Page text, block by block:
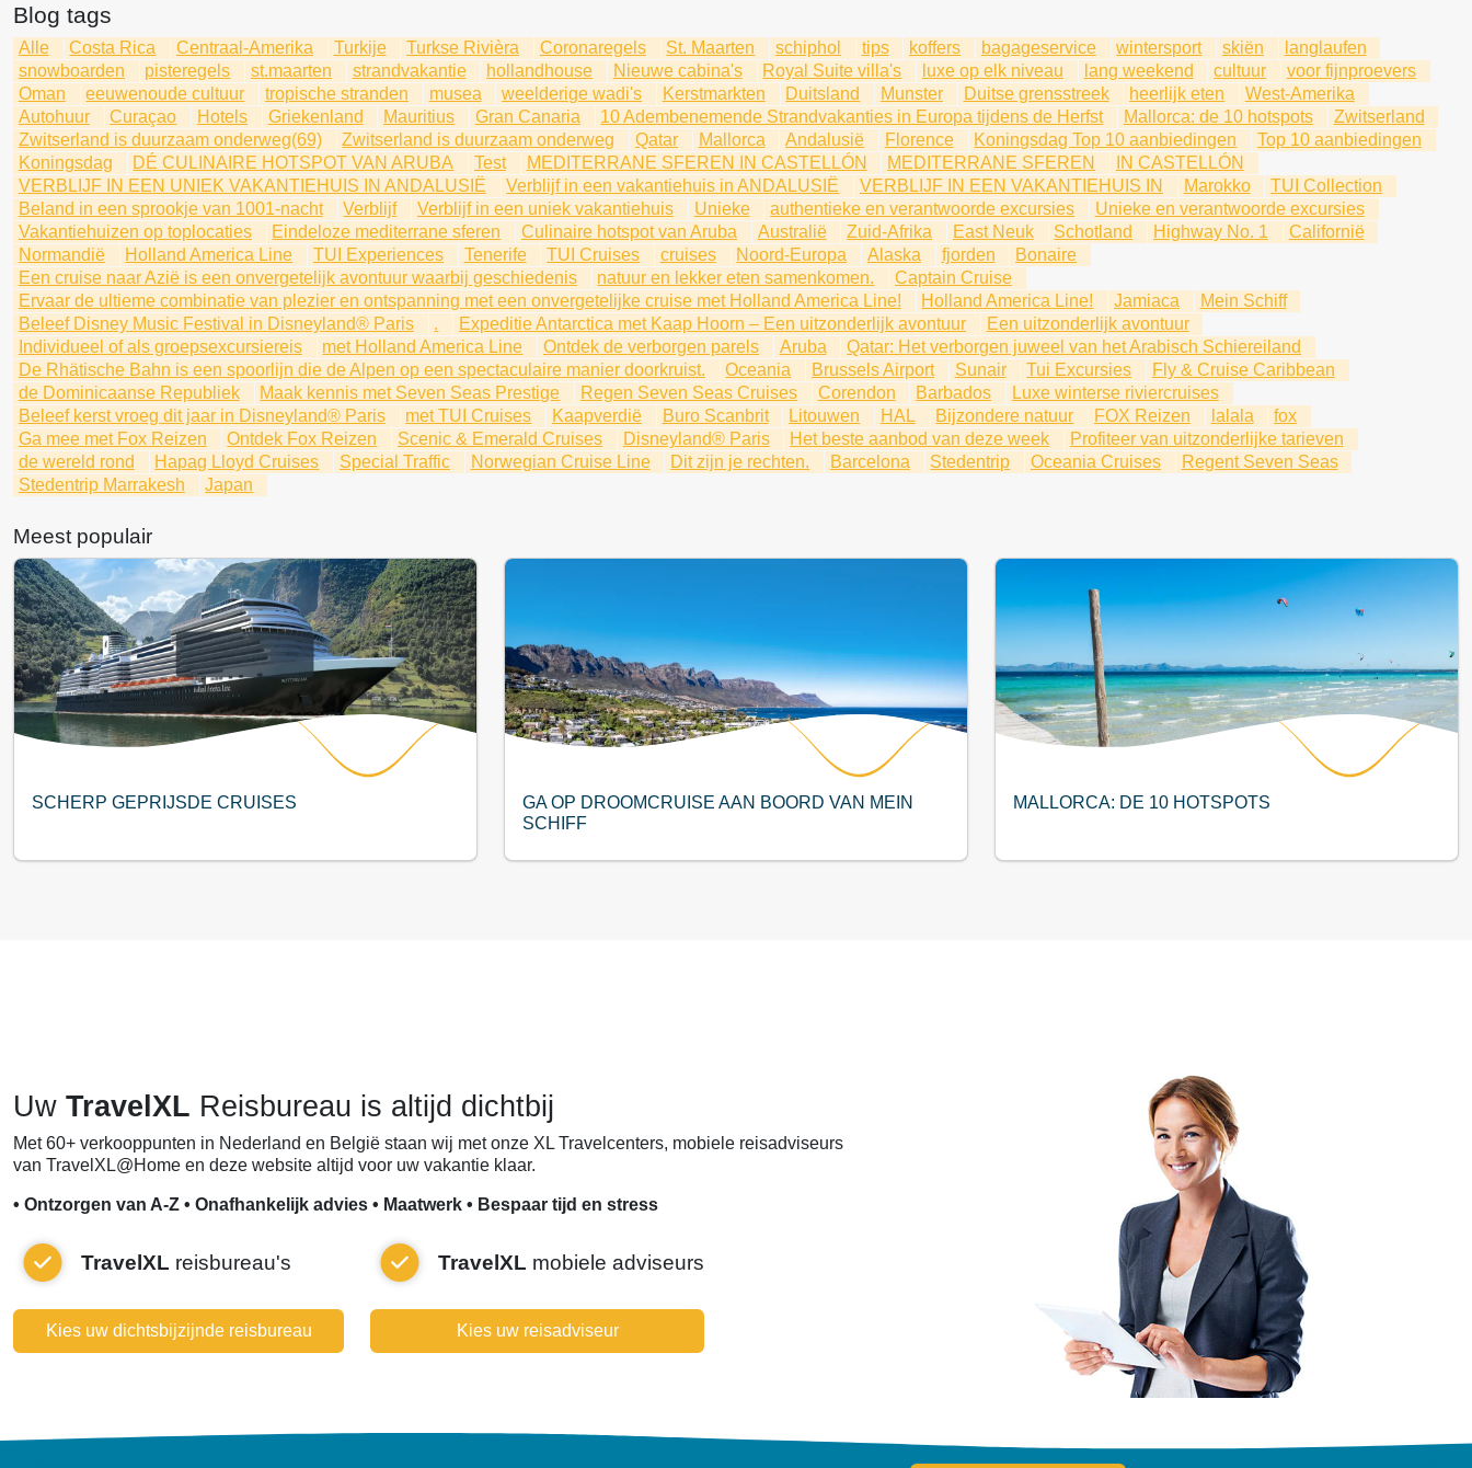
Blog tags
Alle Costa Rica Centraal-Amerika Turkije Turkse Rivièra Coronaregels St. Maarten schiphol tips koffers bagageservice wintersport skiën
langlaufen
snowboarden
pisteregels st.maarten strandvakantie hollandhouse Nieuwe cabina's Royal Suite villa's luxe op elk niveau lang weekend cultuur
voor fijnproevers
Oman
eeuwenoude cultuur tropische stranden musea weelderige wadi's Kerstmarkten Duitsland Munster Duitse grensstreek heerlijk eten
West-Amerika
Autohuur
Curaçao Hotels Griekenland Mauritius Gran Canaria 10 Adembenemende Strandvakanties in Europa tijdens de Herfst Mallorca: de 10 hotspots
Zwitserland
Zwitserland is duurzaam onderweg(69)
Zwitserland is duurzaam onderweg Qatar Mallorca Andalusië Florence Koningsdag Top 10 aanbiedingen
Top 10 aanbiedingen
Koningsdag
DÉ CULINAIRE HOTSPOT VAN ARUBA Test MEDITERRANE SFEREN IN CASTELLÓN MEDITERRANE SFEREN
IN CASTELLÓN
VERBLIJF IN EEN UNIEK VAKANTIEHUIS IN ANDALUSIË
Verblijf in een vakantiehuis in ANDALUSIË VERBLIJF IN EEN VAKANTIEHUIS IN Marokko
TUI Collection
Beland in een sprookje van 1001-nacht
Verblijf Verblijf in een uniek vakantiehuis Unieke authentieke en verantwoorde excursies
Unieke en verantwoorde excursies
Vakantiehuizen op toplocaties
Eindeloze mediterrane sferen Culinaire hotspot van Aruba Australië Zuid-Afrika East Neuk Schotland Highway No. 1
Californië
Normandië
Holland America Line TUI Experiences Tenerife TUI Cruises cruises Noord-Europa Alaska fjorden
Bonaire
Een cruise naar Azië is een onvergetelijk avontuur waarbij geschiedenis
natuur en lekker eten samenkomen.
Captain Cruise
Ervaar de ultieme combinatie van plezier en ontspanning met een onvergetelijke cruise met Holland America Line!
Holland America Line! Jamiaca
Mein Schiff
Beleef Disney Music Festival in Disneyland® Paris
. Expeditie Antarctica met Kaap Hoorn – Een uitzonderlijk avontuur
Een uitzonderlijk avontuur
Individueel of als groepsexcursiereis
met Holland America Line Ontdek de verborgen parels Aruba
Qatar: Het verborgen juweel van het Arabisch Schiereiland
De Rhätische Bahn is een spoorlijn die de Alpen op een spectaculaire manier doorkruist.
Oceania Brussels Airport Sunair Tui Excursies
Fly & Cruise Caribbean
de Dominicaanse Republiek
Maak kennis met Seven Seas Prestige Regen Seven Seas Cruises Corendon Barbados
Luxe winterse riviercruises
Beleef kerst vroeg dit jaar in Disneyland® Paris
met TUI Cruises Kaapverdië Buro Scanbrit Litouwen HAL Bijzondere natuur FOX Reizen lalala
fox
Ga mee met Fox Reizen
Ontdek Fox Reizen Scenic & Emerald Cruises Disneyland® Paris Het beste aanbod van deze week
Profiteer van uitzonderlijke tarieven
de wereld rond
Hapag Lloyd Cruises Special Traffic Norwegian Cruise Line Dit zijn je rechten. Barcelona Stedentrip Oceania Cruises
Regent Seven Seas
Stedentrip Marrakesh
Japan
Meest populair
SCHERP GEPRIJSDE CRUISES
GA OP DROOMCRUISE AAN BOORD VAN MEIN
SCHIFF
MALLORCA: DE 10 HOTSPOTS
Uw TravelXL Reisbureau is altijd dichtbij
Met 60+ verkooppunten in Nederland en België staan wij met onze XL Travelcenters, mobiele reisadviseurs
van TravelXL@Home en deze website altijd voor uw vakantie klaar.
• Ontzorgen van A-Z • Onafhankelijk advies • Maatwerk • Bespaar tijd en stress
TravelXL reisbureau's
Kies uw dichtsbijzijnde reisbureau
TravelXL mobiele adviseurs
Kies uw reisadviseur